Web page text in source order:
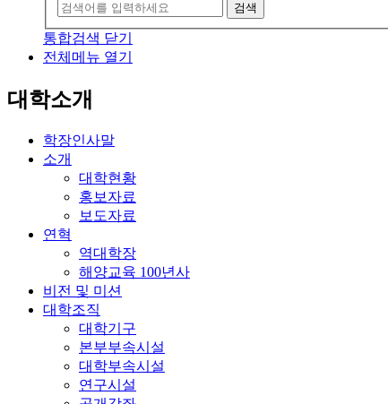
검색
통합검색 닫기
전체메뉴 열기
대학소개
학장인사말
소개
대학현황
홍보자료
보도자료
연혁
역대학장
해양교육 100년사
비전 및 미션
대학조직
대학기구
본부부속시설
대학부속시설
연구시설